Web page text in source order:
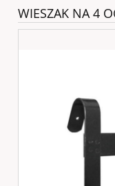
WIESZAK NA 4